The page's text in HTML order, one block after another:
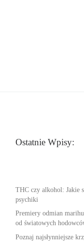
Ostatnie Wpisy:
THC czy alkohol: Jakie
psychiki
Premiery odmian
od światowych
Poznaj najsłynniejsze